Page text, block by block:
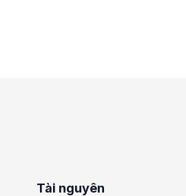
Tài nguyên